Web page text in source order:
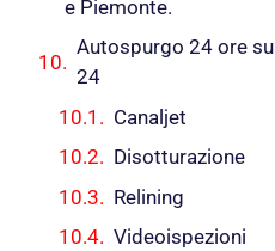
e Piemonte.
Autospurgo 24 ore su
24
Canaljet
Disotturazione
Relining
Videoispezioni